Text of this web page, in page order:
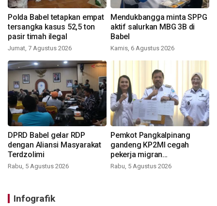
Polda Babel tetapkan empat
tersangka kasus 52,5 ton
pasir timah ilegal
Jumat, 7 Agustus 2026
Mendukbangga minta SPPG
aktif salurkan MBG 3B di
Babel
Kamis, 6 Agustus 2026
DPRD Babel gelar RDP
dengan Aliansi Masyarakat
Terdzolimi
Rabu, 5 Agustus 2026
Pemkot Pangkalpinang
gandeng KP2MI cegah
pekerja migran
nonprosedural
Rabu, 5 Agustus 2026
Infografik